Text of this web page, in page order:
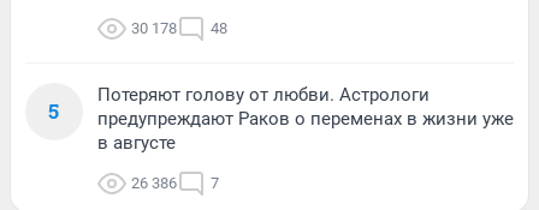
30 178 48
5
Потеряют голову от любви. Астрологи
предупреждают Раков о переменах в жизни уже
в августе
26 386 7